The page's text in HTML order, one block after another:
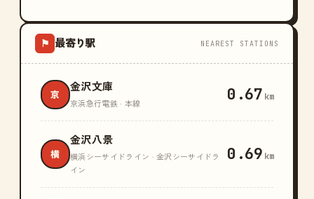
⚑ 最寄り駅 NEAREST STATIONS
京
金沢文庫
京浜急行電鉄 · 本線 0.67 km
横
金沢八景
横浜シーサイドライン · 金沢シーサイドラ
イン
0.69 km